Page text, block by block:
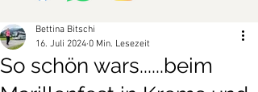
So schön wars......beim
Bettina Bitschi
16. Juli 2024 0 Min. Lesezeit